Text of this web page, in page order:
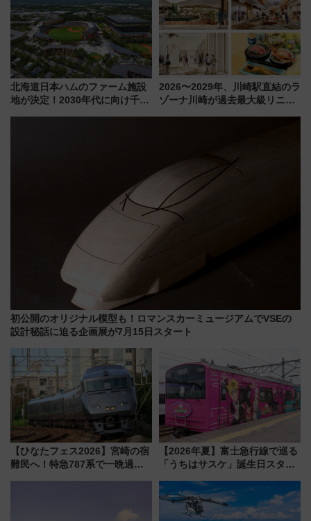
の舞台は「島原鉄道」
貢献するだけでなく、全線区で
活躍するための仕組みも
北海道日本ハムのファーム施設
地が決定！2030年代に向け千歳
2026〜2029年、川崎駅直結のラ
ゾーナ川崎が過去最大級リニュ
初公開のオリジナル模型も！ロマンスカーミュージアムでVSEの
設計秘話に迫る企画展が7月15日スタート
【ひなたフェス2026】宮崎の宿
難民へ！特急787系で一晩過ご
【2026年夏】富士急行線で巡る
「うちはサスケ」誕生日スタン
定グルメ＆グッズ徹底ガイド